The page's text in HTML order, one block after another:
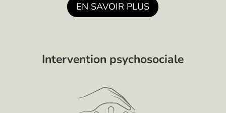
EN SAVOIR PLUS
Intervention psychosociale